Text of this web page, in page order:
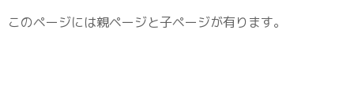
このページには親ページと子ページが有ります。